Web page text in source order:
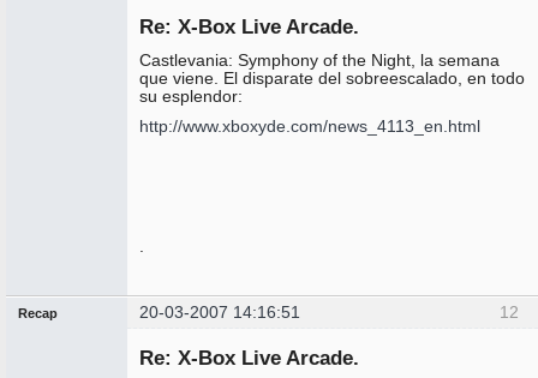
Re: X-Box Live Arcade.
Castlevania: Symphony of the Night, la semana
que viene. El disparate del sobreescalado, en todo
su esplendor:
http://www.xboxyde.com/news_4113_en.html
12
Recap 20-03-2007 14:16:51
Re: X-Box Live Arcade.